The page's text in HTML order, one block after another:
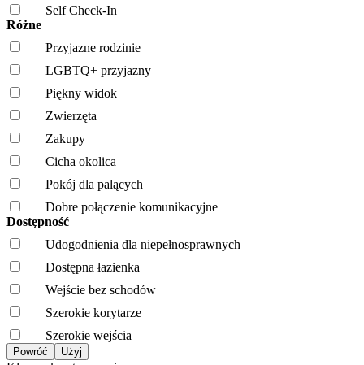
Self Check-In
Różne
Przyjazne rodzinie
LGBTQ+ przyjazny
Piękny widok
Zwierzęta
Zakupy
Cicha okolica
Pokój dla palących
Dobre połączenie komunikacyjne
Dostępność
Udogodnienia dla niepełnosprawnych
Dostępna łazienka
Wejście bez schodów
Szerokie korytarze
Szerokie wejścia